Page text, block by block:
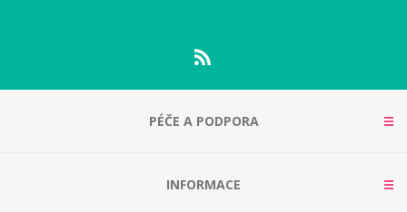
PÉČE A PODPORA
INFORMACE